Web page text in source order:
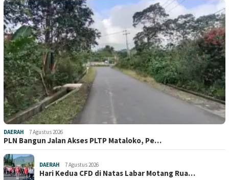
DAERAH 7 Agustus 2026
PLN Bangun Jalan Akses PLTP Mataloko, Pe…
DAERAH 7 Agustus 2026
Hari Kedua CFD di Natas Labar Motang Rua…